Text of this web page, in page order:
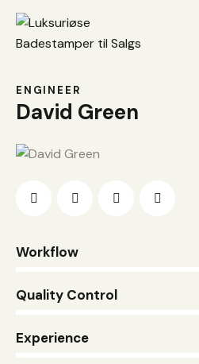
ENGINEER
David Green
Workflow
Quality Control
Experience